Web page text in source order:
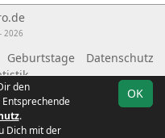
2026
Geburtstage
Datenschutz
OK
den
.
Dich mit der